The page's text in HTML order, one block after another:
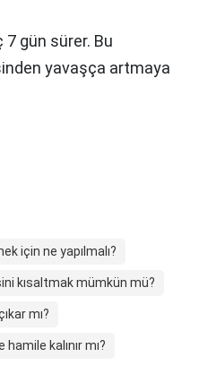
7 gün sürer. Bu
yavaşça artmaya
için ne yapılmalı?
kısaltmak mümkün mü?
mı?
kalınır mı?